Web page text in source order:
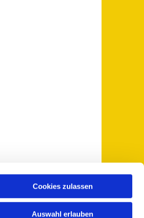
Cookies zulassen
Auswahl erlauben
otto.de